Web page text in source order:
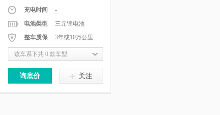
充电时间
-
电池类型
三元锂电池
整车质保
3年或10万公里
该车系下共 0 款车型
询底价 关注